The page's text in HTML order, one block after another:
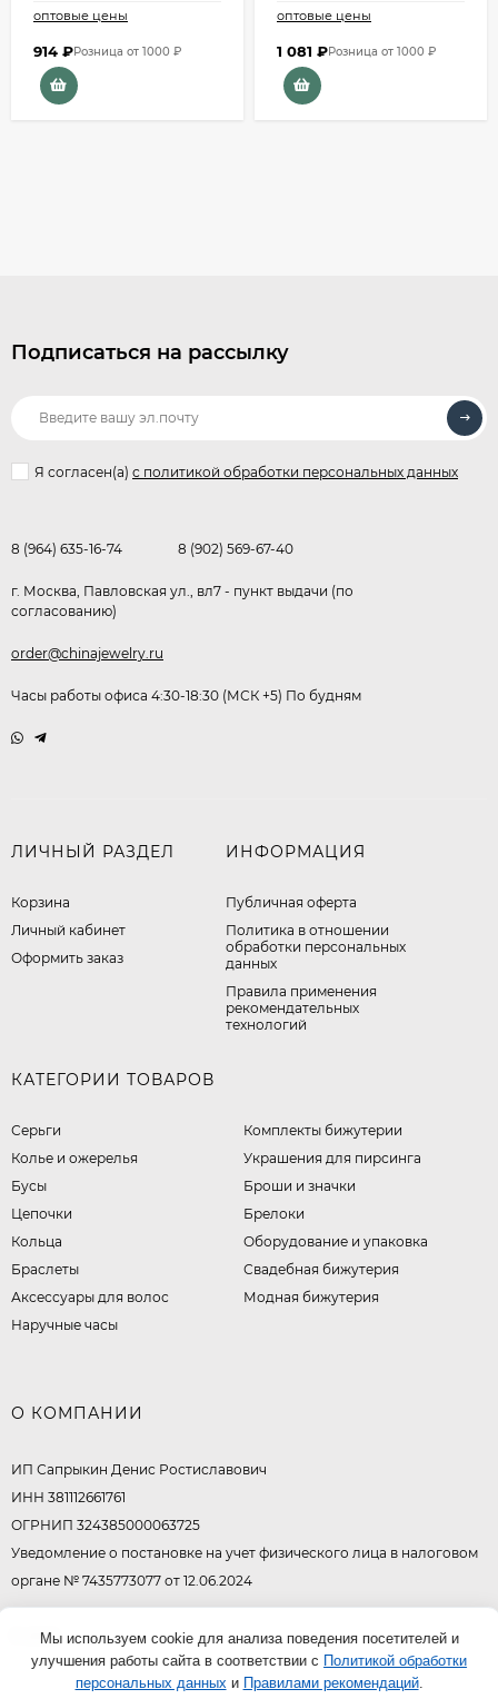
оптовые цены
914 ₽Розница от 1000 ₽
оптовые цены
1 081 ₽Розница от 1000 ₽
Подписаться на рассылку
Я согласен(a) с политикой обработки персональных данных
8 (964) 635-16-74 8 (902) 569-67-40
г. Москва, Павловская ул., вл7 - пункт выдачи (по
согласованию)
order@chinajewelry.ru
Часы работы офиса 4:30-18:30 (МСК +5) По будням
ЛИЧНЫЙ РАЗДЕЛ
Корзина
Личный кабинет
Оформить заказ
ИНФОРМАЦИЯ
Публичная оферта
​Политика в отношении
обработки персональных
данных
Правила применения
рекомендательных
технологий
КАТЕГОРИИ ТОВАРОВ
Серьги
Колье и ожерелья
Бусы
Цепочки
Кольца
Браслеты
Аксессуары для волос
Наручные часы
Комплекты бижутерии
Украшения для пирсинга
Броши и значки
Брелоки
Оборудование и упаковка
Свадебная бижутерия
Модная бижутерия
О КОМПАНИИ
ИП Сапрыкин Денис Ростиславович
ИНН 381112661761
ОГРНИП 324385000063725
Уведомление о постановке на учет физического лица в налоговом
органе № 7435773077 от 12.06.2024
© 2026Мы используем cookie для анализа поведения посетителей и
улучшения работы сайта в соответствии с Политикой обработки
персональных данных и Правилами рекомендаций.